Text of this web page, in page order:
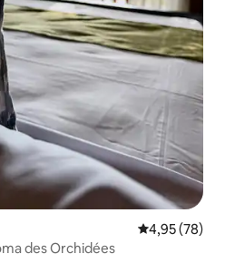
Note
4,95 (78)
des Orchidées